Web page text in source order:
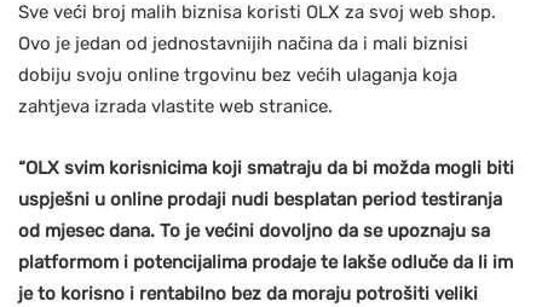
Sve veći broj malih biznisa koristi OLX za svoj web shop.
Ovo je jedan od jednostavnijih načina da i mali biznisi
dobiju svoju online trgovinu bez većih ulaganja koja
zahtjeva izrada vlastite web stranice.
“OLX svim korisnicima koji smatraju da bi možda mogli biti
uspješni u online prodaji nudi besplatan period testiranja
od mjesec dana. To je većini dovoljno da se upoznaju sa
platformom i potencijalima prodaje te lakše odluče da li im
je to korisno i rentabilno bez da moraju potrošiti veliki